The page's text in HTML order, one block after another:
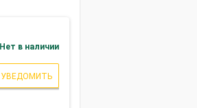
Нет в наличии
УВЕДОМИТЬ